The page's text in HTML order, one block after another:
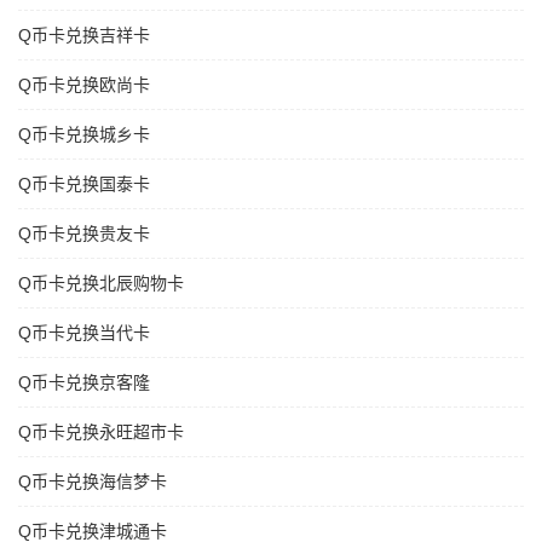
Q币卡兑换吉祥卡
Q币卡兑换欧尚卡
Q币卡兑换城乡卡
Q币卡兑换国泰卡
Q币卡兑换贵友卡
Q币卡兑换北辰购物卡
Q币卡兑换当代卡
Q币卡兑换京客隆
Q币卡兑换永旺超市卡
Q币卡兑换海信梦卡
Q币卡兑换津城通卡